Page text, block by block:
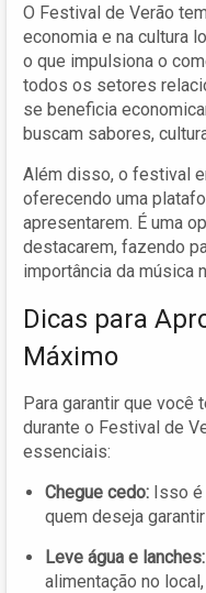
O Festival de Verão
economia e na cultura
o que impulsiona o
todos os setores
se beneficia
buscam sabores,
Além disso, o festival
oferecendo uma
apresentarem. É uma
destacarem, fazendo
importância da música
Dicas para
Máximo
Para garantir que você
durante o Festival de
essenciais:
Chegue cedo: Isso é
quem deseja
Leve água e lanches:
alimentação no